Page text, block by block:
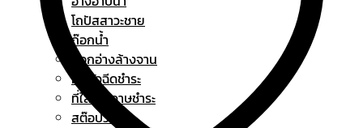
โถปัสสาวะชาย
ก๊อกน้ำ
ก๊อกอ่างล้างจาน
ฝักบัวฉีดชำระ
ที่ใส่กระดาษชำระ
สต๊อปวาล์ว